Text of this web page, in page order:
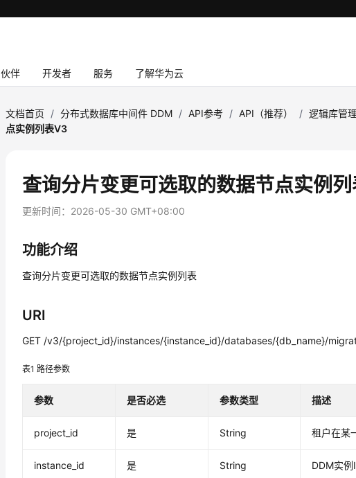
伙伴 开发者 服务 了解华为云
文档首页 / 分布式数据库中间件 DDM / API参考 / API（推荐） / 逻辑库管理
点实例列表V3
查询分片变更可选取的数据节点实例
更新时间： 2026-05-30 GMT+08:00
功能介绍
查询分片变更可选取的数据节点实例列表
URI
GET /v3/{project_id}/instances/{instance_id}/databases/{db_name}/
表1路径参数
参数 是否必选 参数类型 描述
project_id 是 String 租户在某
instance_id 是 String DDM实例